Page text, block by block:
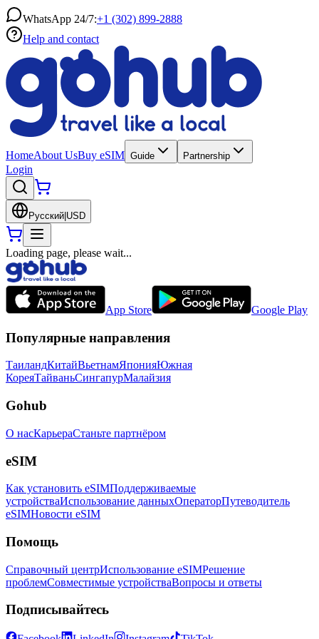
WhatsApp 24/7:+1 (302) 899-2888
Help and contact
HomeAbout UsBuy eSIM Guide Partnership
Login
Русский USD
Loading page, please wait...
App Store Google Play
Популярные направления
ТаиландКитайВьетнамЯпонияЮжная
КореяТайваньСингапурМалайзия
Gohub
О насКарьераСтаньте партнёром
eSIM
Как установить eSIMПоддерживаемые
устройстваИспользование данныхОператорПутеводитель
eSIMНовости eSIM
Помощь
Справочный центрИспользование eSIMРешение
проблемСовместимые устройстваВопросы и ответы
Подписывайтесь